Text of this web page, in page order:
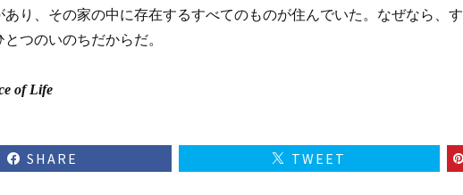
あり、その家の中に存在するすべてのものが住んでいた。なぜなら、す
つのいのちだからだ。
of Life
SHARE TWEET